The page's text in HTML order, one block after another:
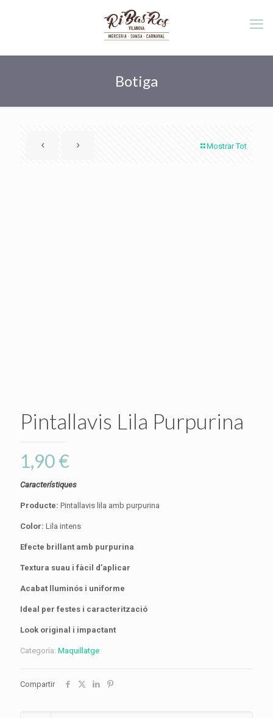
Botiga
Mostrar Tot
Pintallavis Lila Purpurina
1,90€
Característiques
Producte: Pintallavis lila amb purpurina
Color: Lila intens
Efecte brillant amb purpurina
Textura suau i fàcil d’aplicar
Acabat lluminós i uniforme
Ideal per festes i caracterització
Look original i impactant
Categoría: Maquillatge
Compartir